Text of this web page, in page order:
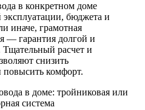
в конкретном доме
эксплуатации, бюджета и
иначе, грамотная
— гарантия долгой и
Тщательный расчет и
снизить
повысить комфорт.